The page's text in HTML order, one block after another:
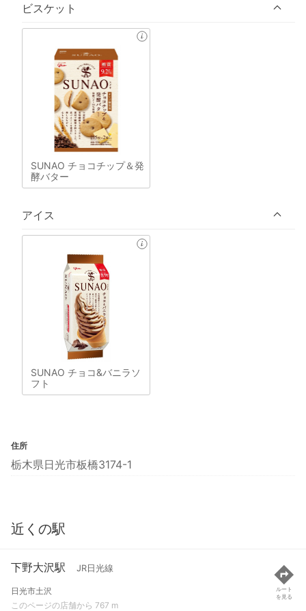
ビスケット
SUNAO チョコチップ＆発
酵バター
アイス
SUNAO チョコ&バニラソ
フト
住所
栃木県日光市板橋3174-1
近くの駅
下野大沢駅 JR日光線
日光市土沢
このページの店舗から 767 m
ルート
を見る